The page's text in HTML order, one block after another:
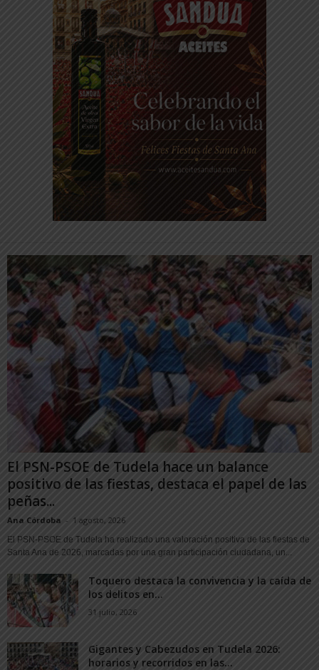
El PSN-PSOE de Tudela hace un balance
positivo de las fiestas, destaca el papel de las
peñas...
Ana Córdoba - 1 agosto, 2026
El PSN-PSOE de Tudela ha realizado una valoración positiva de las fiestas de
Santa Ana de 2026, marcadas por una gran participación ciudadana, un...
Toquero destaca la convivencia y la caída de
los delitos en...
31 julio, 2026
Gigantes y Cabezudos en Tudela 2026:
horarios y recorridos en las...